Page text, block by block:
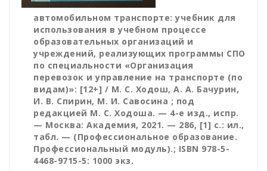
автомобильном транспорте: учебник для
иcпользования в учебном процессе
образовательных организаций и
учреждений, реализующих программы СПО
по специальности «Организация
перевозок и управление на транспорте (по
видам)»: [12+] / М. С. Ходош, А. А. Бачурин,
И. В. Спирин, М. И. Савосина ; под
редакцией М. С. Ходоша. — 4-е изд., испр.
— Москва: Академия, 2021. — 286, [1] с.: ил.,
табл. — (Профессиональное образование.
Профессиональный модуль).; ISBN 978-5-
4468-9715-5: 1000 экз.